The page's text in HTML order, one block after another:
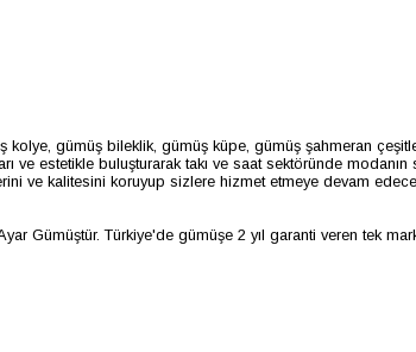
gümüş bileklik, gümüş küpe, gümüş şahmeran
ve estetikle buluşturarak takı ve saat sektöründe
ve kalitesini koruyup sizlere hizmet etmeye devam
Gümüştür. Türkiye'de gümüşe 2 yıl garanti veren tek